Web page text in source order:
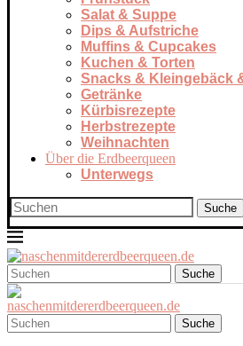
Salat & Suppe
Dips & Aufstriche
Muffins & Cupcakes
Kuchen & Torten
Snacks & Kleingebäck
Getränke
Kürbisrezepte
Herbstrezepte
Weihnachten
Über die Erdbeerqueen
Unterwegs
Suche
Suche
Suche